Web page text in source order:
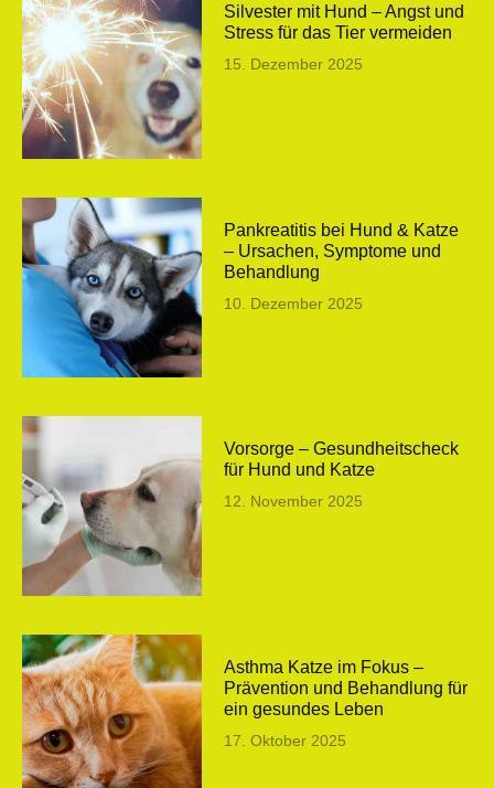
Silvester mit Hund – Angst und
Stress für das Tier vermeiden
15. Dezember 2025
Pankreatitis bei Hund & Katze
– Ursachen, Symptome und
Behandlung
10. Dezember 2025
Vorsorge – Gesundheitscheck
für Hund und Katze
12. November 2025
Asthma Katze im Fokus –
Prävention und Behandlung für
ein gesundes Leben
17. Oktober 2025